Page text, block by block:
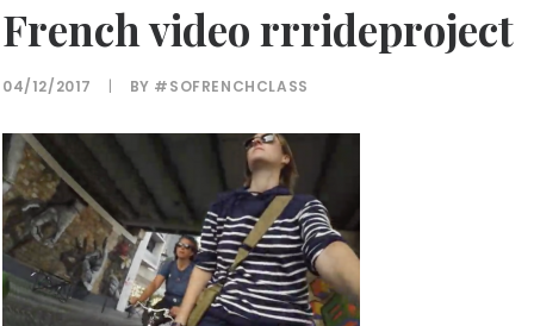
French video rrrideproject
04/12/2017 | BY #SOFRENCHCLASS